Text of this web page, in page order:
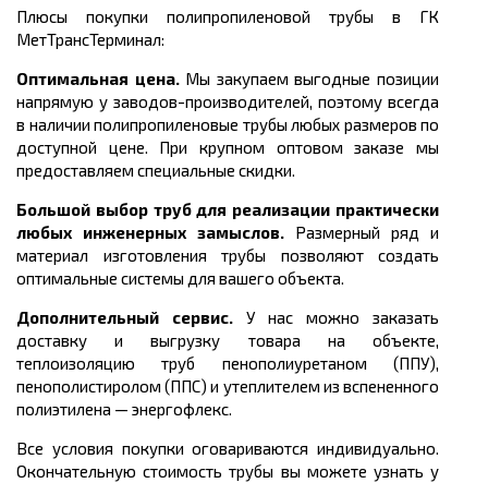
Плюсы покупки полипропиленовой трубы в ГК
МетТрансТерминал:
Оптимальная цена.Мы закупаем выгодные позиции
напрямую у заводов-производителей, поэтому всегда
в наличии полипропиленовые трубы любых размеров по
доступной цене. При крупном оптовом заказе мы
предоставляем специальные скидки.
Большой выбор труб для реализации практически
любых инженерных замыслов. Размерный ряд и
материал изготовления трубы
позволяют создать
оптимальные системы для вашего объекта.
Дополнительный сервис. У нас можно заказать
доставку и выгрузку товара на объекте,
теплоизоляцию труб пенополиуретаном (ППУ),
пенополистиролом (ППС) и утеплителем из вспененного
полиэтилена — энергофлекс.
Все условия покупки оговариваются индивидуально.
Окончательную стоимость трубы вы можете узнать у